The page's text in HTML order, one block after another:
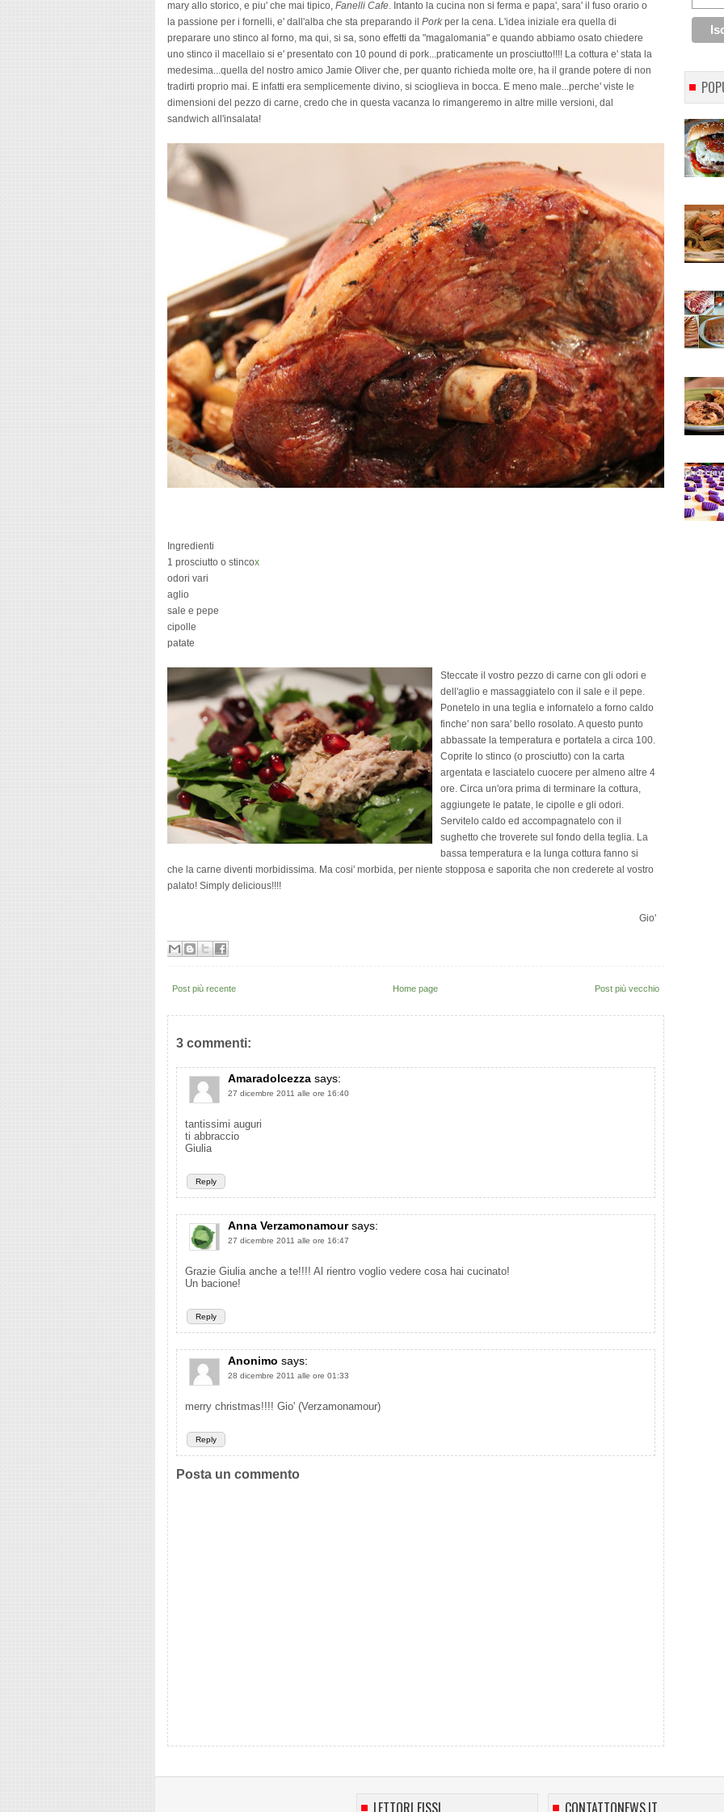
mary allo storico, e piu' che mai tipico, Fanelli Cafe. Intanto la cucina non si ferma e papa', sara' il fuso orario o
la passione per i fornelli, e' dall'alba che sta preparando il Pork per la cena. L'idea iniziale era quella di
preparare uno stinco al forno, ma qui, si sa, sono effetti da "magalomania" e quando abbiamo osato chiedere
uno stinco il macellaio si e' presentato con 10 pound di pork...praticamente un prosciutto!!!! La cottura e' stata la
medesima...quella del nostro amico Jamie Oliver che, per quanto richieda molte ore, ha il grande potere di non
tradirti proprio mai. E infatti era semplicemente divino, si scioglieva in bocca. E meno male...perche' viste le
dimensioni del pezzo di carne, credo che in questa vacanza lo rimangeremo in altre mille versioni, dal
sandwich all'insalata!
Ingredienti
1 prosciutto o stincox
odori vari
aglio
sale e pepe
cipolle
patate
Steccate il vostro pezzo di carne con gli odori e
dell'aglio e massaggiatelo con il sale e il pepe.
Ponetelo in una teglia e infornatelo a forno caldo
finche' non sara' bello rosolato. A questo punto
abbassate la temperatura e portatela a circa 100.
Coprite lo stinco (o prosciutto) con la carta
argentata e lasciatelo cuocere per almeno altre 4
ore. Circa un'ora prima di terminare la cottura,
aggiungete le patate, le cipolle e gli odori.
Servitelo caldo ed accompagnatelo con il
sughetto che troverete sul fondo della teglia. La
bassa temperatura e la lunga cottura fanno si
che la carne diventi morbidissima. Ma cosi' morbida, per niente stopposa e saporita che non crederete al vostro
palato! Simply delicious!!!!
Gio'
Post più recente Post più vecchio
Home page
3 commenti:
Amaradolcezza says:
27 dicembre 2011 alle ore 16:40
Reply
tantissimi auguri
ti abbraccio
Giulia
Anna Verzamonamour says:
27 dicembre 2011 alle ore 16:47
Reply
Grazie Giulia anche a te!!!! Al rientro voglio vedere cosa hai cucinato!
Un bacione!
Anonimo says:
28 dicembre 2011 alle ore 01:33
Reply
merry christmas!!!! Gio' (Verzamonamour)
Posta un commento
LETTORI FISSI CONTATTONEWS.IT